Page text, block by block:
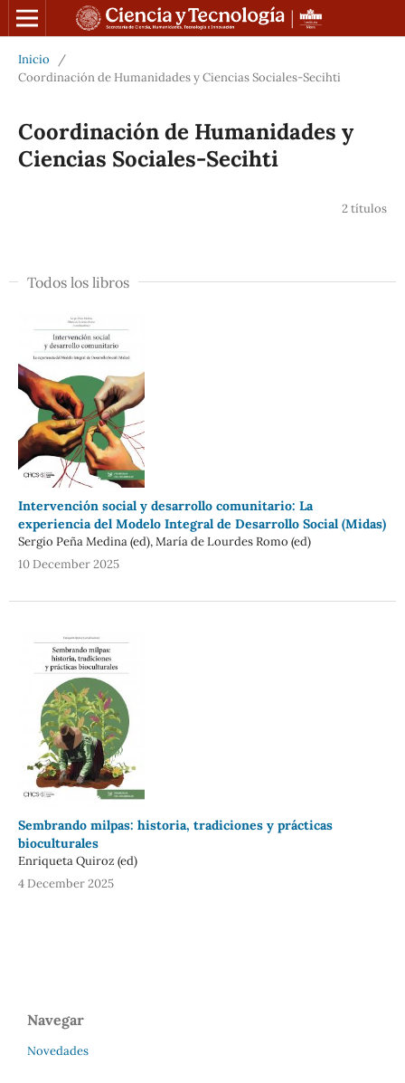
Inicio
/
Coordinación de Humanidades y Ciencias Sociales-Secihti
Coordinación de Humanidades y
Ciencias Sociales-Secihti
2 títulos
Todos los libros
Intervención social y desarrollo comunitario: La
experiencia del Modelo Integral de Desarrollo Social (Midas)
Sergio Peña Medina (ed), María de Lourdes Romo (ed)
10 December 2025
Sembrando milpas: historia, tradiciones y prácticas
bioculturales
Enriqueta Quiroz (ed)
4 December 2025
Navegar
Novedades